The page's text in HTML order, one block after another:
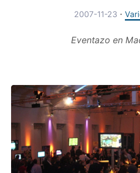
2007-11-23 ·
Eventazo en